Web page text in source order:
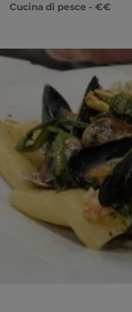
Cucina di pesce - €€